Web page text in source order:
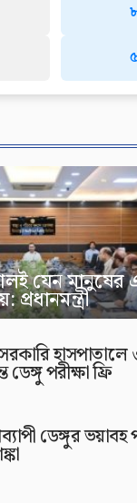
যেন মানুষের
হাসপাতালে
ডেঙ্গু পরীক্ষা ফ্রি
ডেঙ্গুর ভয়াবহ